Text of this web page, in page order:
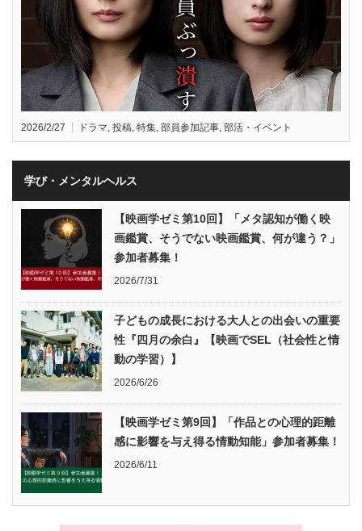
2026/2/27 ドラマ, 投稿, 特集, 部員参加記事, 部活・イベント
学び・メンタルヘルス
【映画学ゼミ第10回】「メタ認知が働く映
画鑑賞、そうでない映画鑑賞、何が違う？」
参加者募集！
2026/7/31
子どもの成長における大人との出会いの重要
性『四月の余白』【映画でSEL（社会性と情
動の学習）】
2026/6/26
【映画学ゼミ第9回】「作品との心理的距離
感に影響を与え得る情動知能」参加者募集！
2026/6/11